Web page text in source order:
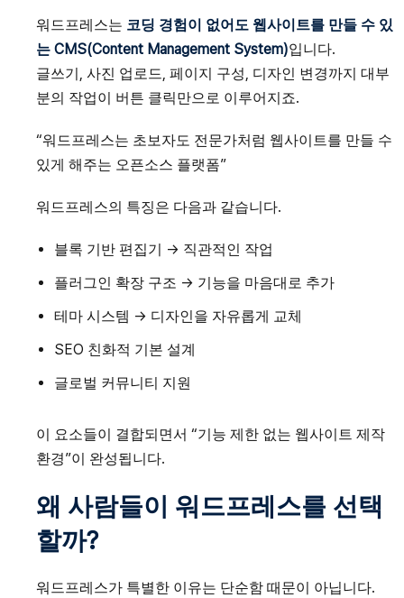
워드프레스는 코딩 경험이 없어도 웹사이트를 만들 수 있
는 CMS(Content Management System)입니다.
글쓰기, 사진 업로드, 페이지 구성, 디자인 변경까지 대부
분의 작업이 버튼 클릭만으로 이루어지죠.
“워드프레스는 초보자도 전문가처럼 웹사이트를 만들 수
있게 해주는 오픈소스 플랫폼”
워드프레스의 특징은 다음과 같습니다.
블록 기반 편집기 → 직관적인 작업
플러그인 확장 구조 → 기능을 마음대로 추가
테마 시스템 → 디자인을 자유롭게 교체
SEO 친화적 기본 설계
글로벌 커뮤니티 지원
이 요소들이 결합되면서 “기능 제한 없는 웹사이트 제작
환경”이 완성됩니다.
왜 사람들이 워드프레스를 선택
할까?
워드프레스가 특별한 이유는 단순함 때문이 아닙니다.